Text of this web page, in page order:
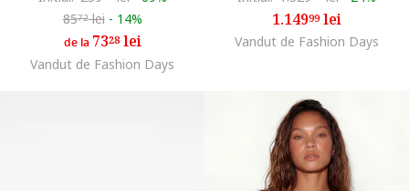
8572lei - 14%
de la 7328lei
Vandut de Fashion Days
1.14999lei
Vandut de Fashion Days